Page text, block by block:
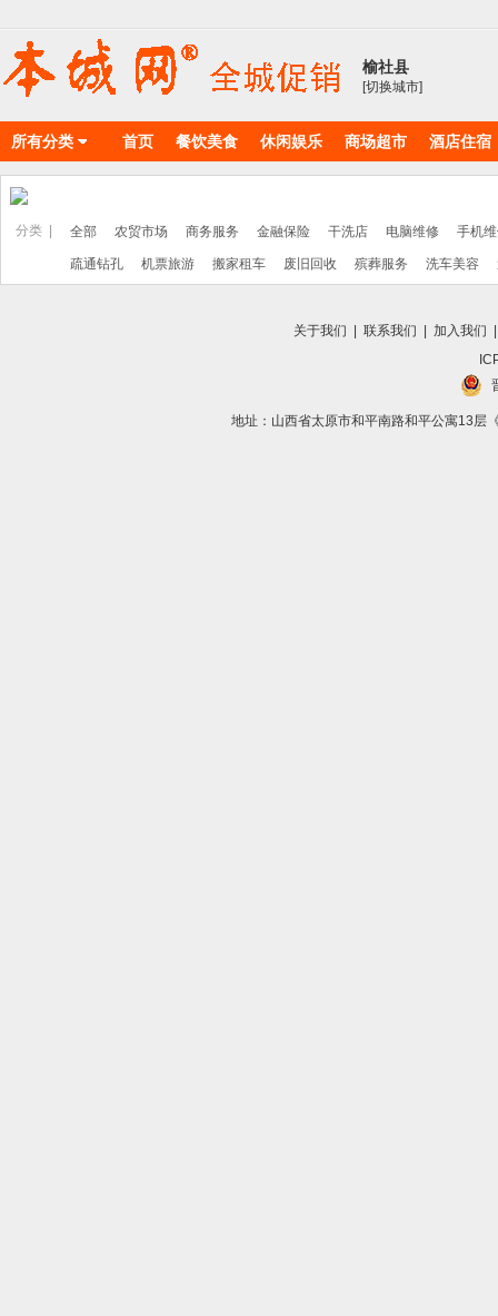
榆社县
[切换城市]
所有分类 首页 餐饮美食 休闲娱乐 商场超市 酒店住宿
物料耗材 丽人美店
分类 | 全部 农贸市场 商务服务 金融保险 干洗店 电脑维修 手机
疏通钻孔 机票旅游 搬家租车 废旧回收 殡葬服务 洗车美容
关于我们 联系我们 加入我们
地址：山西省太原市和平南路和平公寓13